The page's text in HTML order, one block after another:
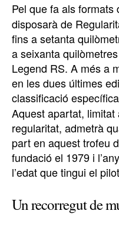
Pel que fa als formats
disposarà de
fins a setanta
a seixanta
Legend RS. A més a
en les dues últimes
classificació
Aquest apartat,
regularitat, admetrà
part en aquest trofeu
fundació el 1979 i
l’edat que tingui el
Un recorregut de